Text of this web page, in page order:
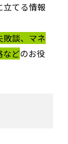
立てる情報
敗談、マネ
などのお役